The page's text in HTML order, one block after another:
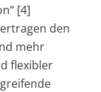
[4]
den
mehr
flexibler